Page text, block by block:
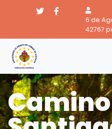
6 de
42767